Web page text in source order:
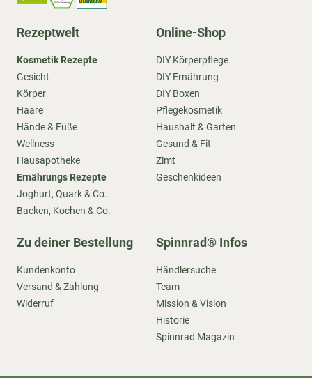
Rezeptwelt
Kosmetik Rezepte
Gesicht
Körper
Haare
Hände & Füße
Wellness
Hausapotheke
Ernährungs Rezepte
Joghurt, Quark & Co.
Backen, Kochen & Co.
Online-Shop
DIY Körperpflege
DIY Ernährung
DIY Boxen
Pflegekosmetik
Haushalt & Garten
Gesund & Fit
Zimt
Geschenkideen
Zu deiner Bestellung
Kundenkonto
Versand & Zahlung
Widerruf
Spinnrad® Infos
Händlersuche
Team
Mission & Vision
Historie
Spinnrad Magazin